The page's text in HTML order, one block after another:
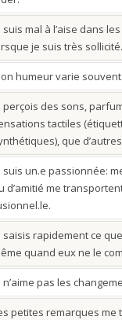
suis mal à l’aise dans
je suis très
humeur varie souvent.
perçois des sons,
tactiles
que
suis un.e passionnée:
d’amitié me
saisis rapidement ce
quand eux ne le
n’aime pas les
petites remarques me